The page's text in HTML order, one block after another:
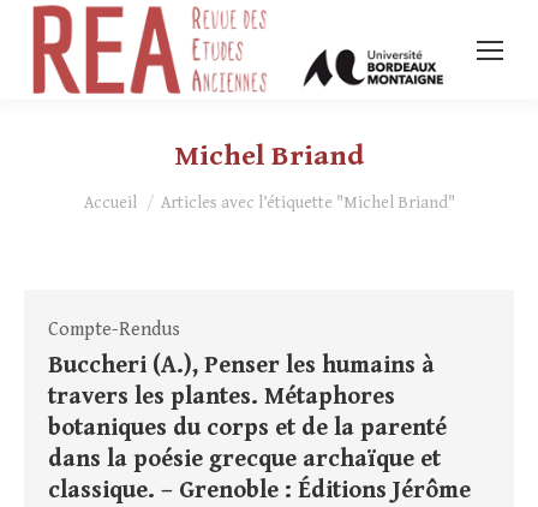
Michel Briand
Vous êtes ici :
Accueil Articles avec l’étiquette "Michel Briand"
Compte-Rendus
Buccheri (A.), Penser les humains à
travers les plantes. Métaphores
botaniques du corps et de la parenté
dans la poésie grecque archaïque et
classique. – Grenoble : Éditions Jérôme